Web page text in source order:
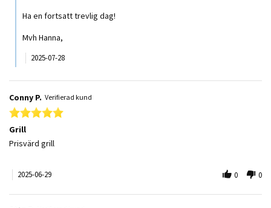
Ha en fortsatt trevlig dag!
Mvh Hanna,
2025-07-28
Conny P. Verifierad kund
5.0 star rating
Grill
Review by Conny P. on 29 Jun 2025
review stating Grill
Prisvärd grill
2025-06-29 0 0